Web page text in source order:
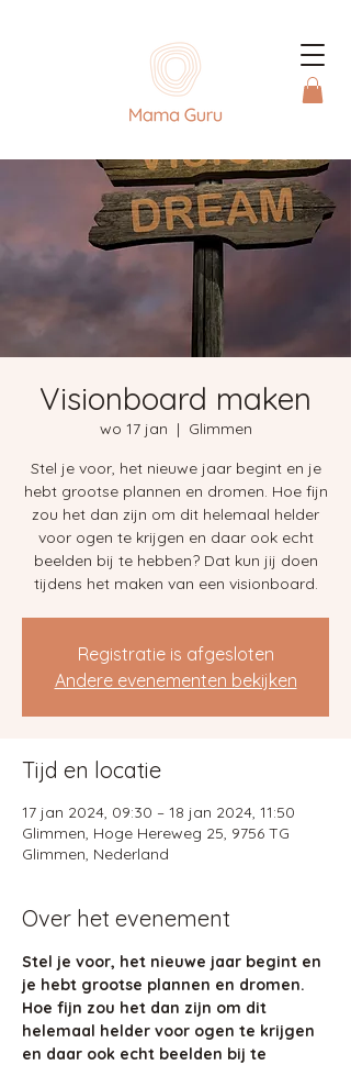
Visionboard maken
wo 17 jan
  |
Glimmen
Stel je voor, het nieuwe jaar begint en je
hebt grootse plannen en dromen. Hoe fijn
zou het dan zijn om dit helemaal helder
voor ogen te krijgen en daar ook echt
beelden bij te hebben? Dat kun jij doen
tijdens het maken van een visionboard.
Registratie is afgesloten
Andere evenementen bekijken
Tijd en locatie
17 jan 2024, 09:30 – 18 jan 2024, 11:50
Glimmen, Hoge Hereweg 25, 9756 TG
Glimmen, Nederland
Over het evenement
Stel je voor, het nieuwe jaar begint en
je hebt grootse plannen en dromen.
Hoe fijn zou het dan zijn om dit
helemaal helder voor ogen te krijgen
en daar ook echt beelden bij te